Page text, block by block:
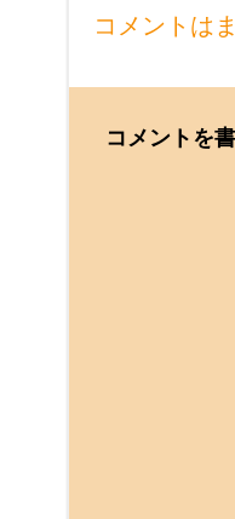
コメントは
コメントを